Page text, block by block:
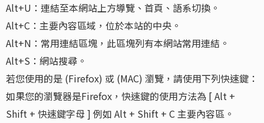
Alt+U：連結至本網站上方導覽、首頁、語系切換。
Alt+C：主要內容區域，位於本站的中央。
Alt+N：常用連結區塊，此區塊列有本網站常用連結。
Alt+S：網站搜尋。
若您使用的是 (Firefox) 或 (MAC) 瀏覽，請使用下列快速鍵：
如果您的瀏覽器是Firefox，快速鍵的使用方法為 [ Alt +
Shift + 快速鍵字母 ] 例如 Alt + Shift + C 主要內容區。